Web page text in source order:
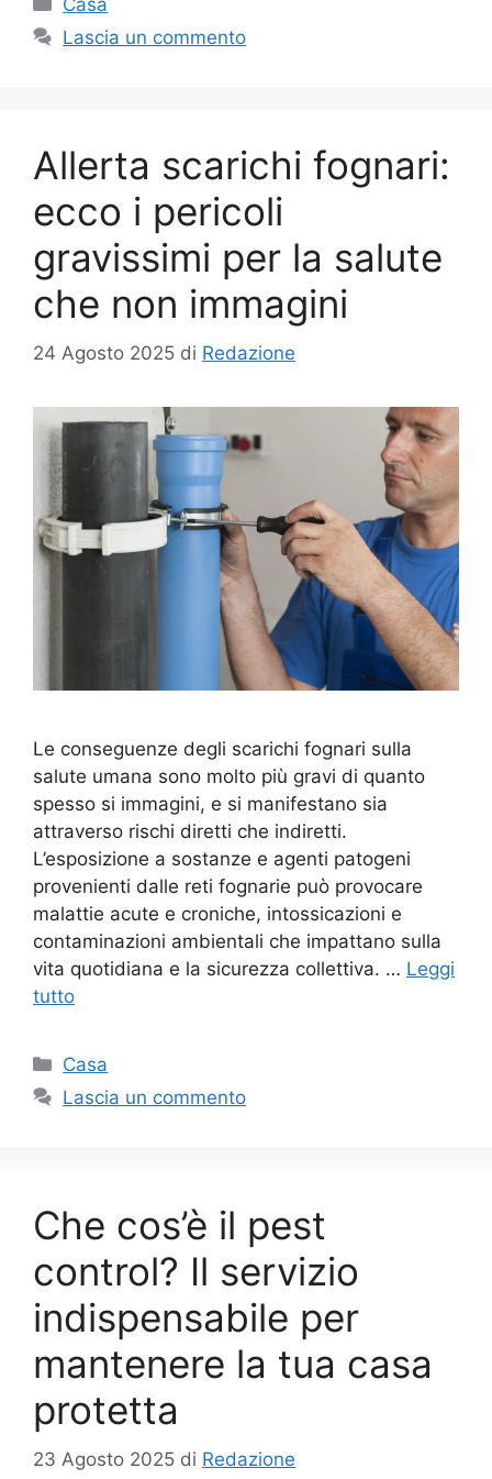
Casa
Lascia un commento
Allerta scarichi fognari:
ecco i pericoli
gravissimi per la salute
che non immagini
24 Agosto 2025 di Redazione
Le conseguenze degli scarichi fognari sulla
salute umana sono molto più gravi di quanto
spesso si immagini, e si manifestano sia
attraverso rischi diretti che indiretti.
L’esposizione a sostanze e agenti patogeni
provenienti dalle reti fognarie può provocare
malattie acute e croniche, intossicazioni e
contaminazioni ambientali che impattano sulla
vita quotidiana e la sicurezza collettiva. … Leggi
tutto
Categorie
Casa
Lascia un commento
Che cos’è il pest
control? Il servizio
indispensabile per
mantenere la tua casa
protetta
23 Agosto 2025 di Redazione